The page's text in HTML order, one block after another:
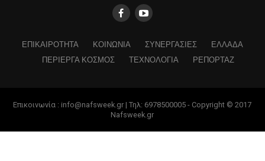
ΕΠΙΚΑΙΡΟΤΗΤΑ ΚΟΙΝΩΝΙΑ ΣΥΝΕΡΓΑΣΙΕΣ
ΕΛΛΑΔΑ
ΠΕΡΙΕΡΓΑ ΚΟΣΜΟΣ
ΤΕΧΝΟΛΟΓΙΑ ΡΕΠΟΡΤΑΖ
Επικοινωνία : info@nafsweek.gr | Τηλ: 6978500005 - Copyright © 2017
Nafsweek.gr